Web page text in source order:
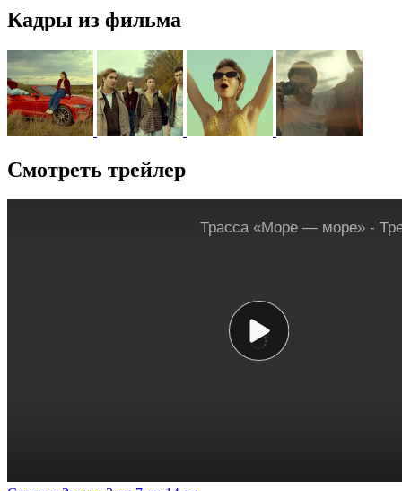
Кадры из фильма
Смотреть трейлер